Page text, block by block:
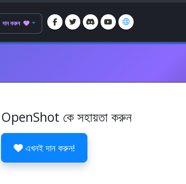
দান করুন
OpenShot কে সহায়তা করুন
এখনই দান করুন!